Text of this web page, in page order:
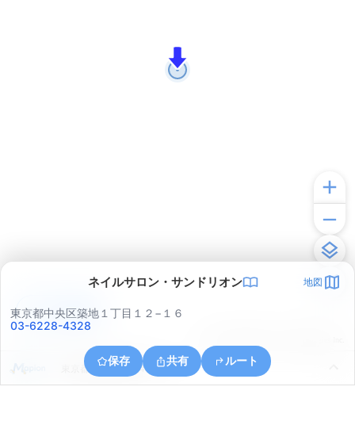
ネイルサロン・サンドリオン 地図
東京都中央区築地１丁目１２−１６
03-6228-4328
保存 共有 ルート
東京都中央区晴海４丁目
アプリで見る